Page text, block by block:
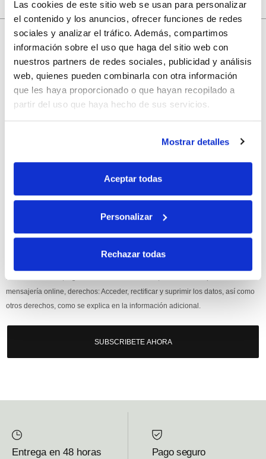
Las cookies de este sitio web se usan para personalizar
el contenido y los anuncios, ofrecer funciones de redes
sociales y analizar el tráfico. Además, compartimos
información sobre el uso que haga del sitio web con
nuestros partners de redes sociales, publicidad y análisis
web, quienes pueden combinarla con otra información
que les haya proporcionado o que hayan recopilado a
partir del uso que haya hecho de sus servicios.
Mostrar detalles
Aceptar todas
Personalizar
Rechazar todas
10% de descuento
con tu primera compra.
a nuestra newsletter para recibir nuestrasofertas
Si, he leído y acepto la política de protección de datos.
fines comerciales, legitimación: consentimiento, destinatarios: proveedor de
mensajería online, derechos: Acceder, rectificar y suprimir los datos, así como
otros derechos, como se explica en la información adicional.
SUBSCRIBETE AHORA
Entrega en 48 horas Pago seguro